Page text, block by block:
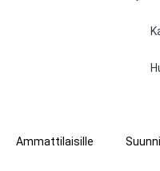
Ammattilaisille